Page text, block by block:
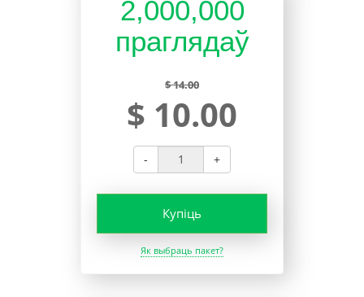
2,000,000
праглядаў
$ 14.00
$ 10.00
- +
Купіць
Як выбраць пакет?